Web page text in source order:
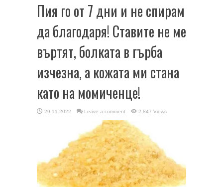
Пия го от 7 дни и не спирам
да благодаря! Ставите не ме
въртят, болката в гърба
изчезна, а кожата ми стана
като на момиченце!
29.11.2022 Leave a comment 2,847 Views